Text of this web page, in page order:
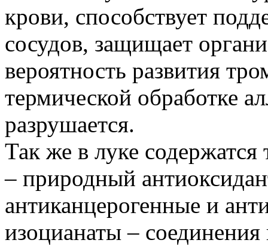
крови, способствует
сосудов, защищает
вероятность развития
термической обработке
разрушается.
Так же в луке содержатся
– природный
антиканцерогенные и
изоцианаты –